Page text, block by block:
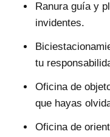
Ranura guía y
invidentes.
tu
Oficina de
que hayas
Oficina de